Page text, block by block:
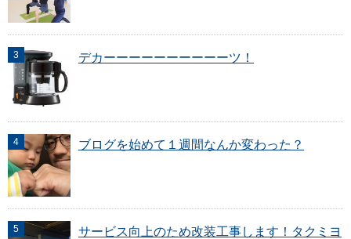
デカーーーーーーーーーーツ！
ブログを始めて１週間なんか変わった？
サービス向上のため改装工事します！タクミヨ